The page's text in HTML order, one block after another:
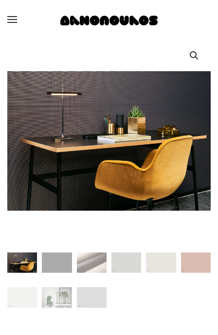
Skip to main content